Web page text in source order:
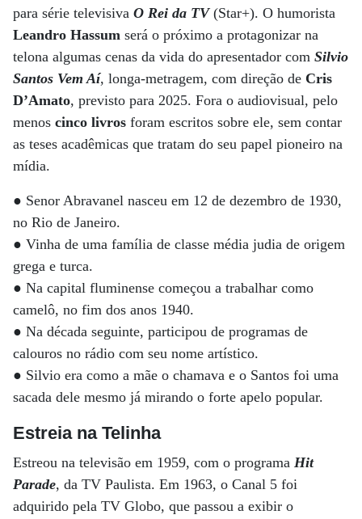
para série televisiva O Rei da TV (Star+). O humorista
Leandro Hassum será o próximo a protagonizar na
telona algumas cenas da vida do apresentador com Silvio
Santos Vem Aí, longa-metragem, com direção de Cris
D’Amato, previsto para 2025. Fora o audiovisual, pelo
menos cinco livros foram escritos sobre ele, sem contar
as teses acadêmicas que tratam do seu papel pioneiro na
mídia.
● Senor Abravanel nasceu em 12 de dezembro de 1930,
no Rio de Janeiro.
● Vinha de uma família de classe média judia de origem
grega e turca.
● Na capital fluminense começou a trabalhar como
camelô, no fim dos anos 1940.
● Na década seguinte, participou de programas de
calouros no rádio com seu nome artístico.
● Silvio era como a mãe o chamava e o Santos foi uma
sacada dele mesmo já mirando o forte apelo popular.
Estreia na Telinha
Estreou na televisão em 1959, com o programa Hit
Parade, da TV Paulista. Em 1963, o Canal 5 foi
adquirido pela TV Globo, que passou a exibir o